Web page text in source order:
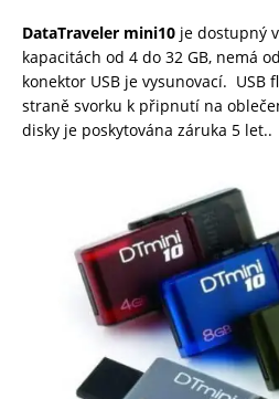
DataTraveler mini10 je dostupný
kapacitách od 4 do 32 GB, nemá
konektor USB je vysunovací. USB
straně svorku k připnutí na
disky je poskytována záruka 5 let..